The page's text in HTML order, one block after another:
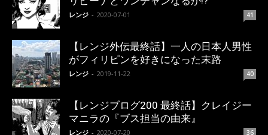
レンジ - 2020-07-01 41
【レンジ外伝最終話】一人の日本人男性
がフィリピンを好きになった末路
レンジ - 2019-11-22 40
【レンジブログ200 最終話】クレイジー
マニラの『ブス担当の由来』
レンジ - 2020-07-20 36